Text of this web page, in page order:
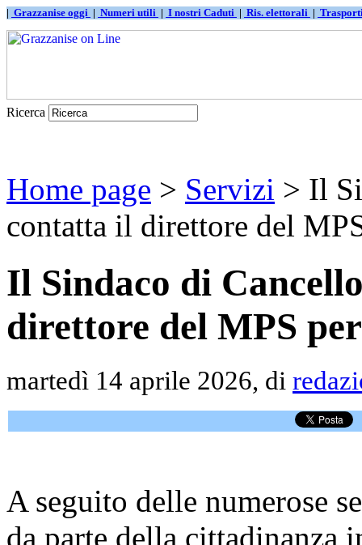
| Grazzanise oggi | Numeri utili | I nostri Caduti | Ris. elettorali |
Ricerca
Home page > Servizi > Il
contatta il direttore del
Il Sindaco di
direttore del MPS
martedì 14 aprile 2026, di
A seguito delle numerose
da parte della cittadinanza